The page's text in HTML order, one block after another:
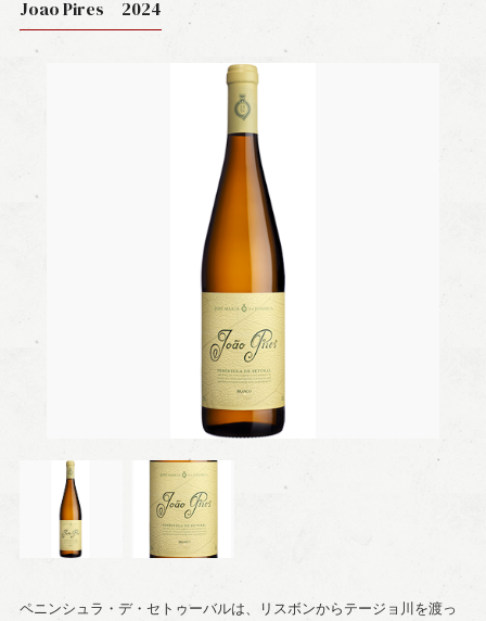
Joao Pires 2024
ペニンシュラ・デ・セトゥーバルは、リスボンからテージョ川を渡っ